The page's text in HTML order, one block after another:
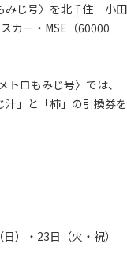
みじ号〉を北千住―小田
カー・MSE（60000
ロもみじ号〉では、
」と「柿」の引換券を
）・23日（火・祝）